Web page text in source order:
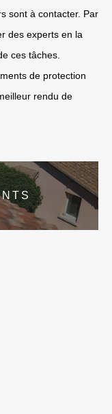
sont à contacter. Par
des experts en la
ces tâches.
de protection
rendu de